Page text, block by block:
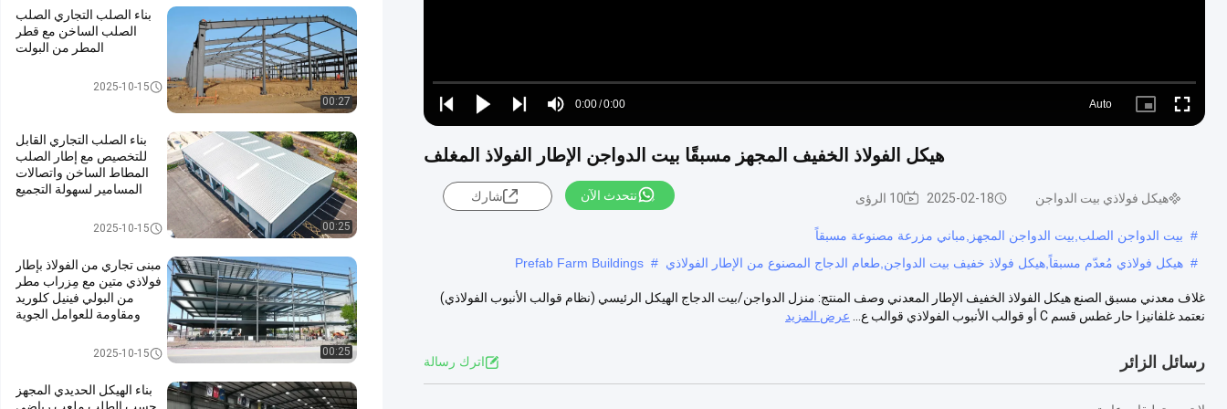
Play
Play
Play
Mute
Time
0:00/0:00
Loaded:
0%
Auto
Picture- Fullscreen
هيكل الفولاذ الخفيف المجهز مسبقًا بيت الدواجن الإطار الفولاذ المغلف
هيكل فولاذي بيت الدواجن 2025-02-18 10 الرؤى نتحدث الآن شارك
# بيت الدواجن الصلب,بيت الدواجن المجهز,مباني مزرعة مصنوعة مسبقاً
# هيكل فولاذي مُعدّم مسبقاً,هيكل فولاذ خفيف بيت الدواجن,طعام الدجاج المصنوع من الإطار الفولاذي #
Prefab Farm Buildings
غلاف معدني مسبق الصنع هيكل الفولاذ الخفيف الإطار المعدني وصف المنتج: منزل الدواجن/بيت الدجاج الهيكل الرئيسي (نظام قوالب الأنبوب الفولاذي)
نعتمد غلفانيزا حار غطس قسم C أو قوالب الأنبوب الفولاذي قوالب ع...
عرض المزيد
رسائل الزائر اترك رسالة
00:27
بناء الصلب التجاري الصلب
الصلب الساخن مع قطر
المطر من البولت
بناء الصلب التجاري2025-10-15
00:25
بناء الصلب التجاري القابل
للتخصيص مع إطار الصلب
المطاط الساخن واتصالات
المسامير لسهولة التجميع
بناء الصلب التجاري2025-10-15
00:25
مبنى تجاري من الفولاذ بإطار
فولاذي متين مع مِزراب مطر
من البولي فينيل كلوريد
ومقاومة للعوامل الجوية
بناء الصلب التجاري2025-10-15
بناء الهيكل الحديدي المجهز